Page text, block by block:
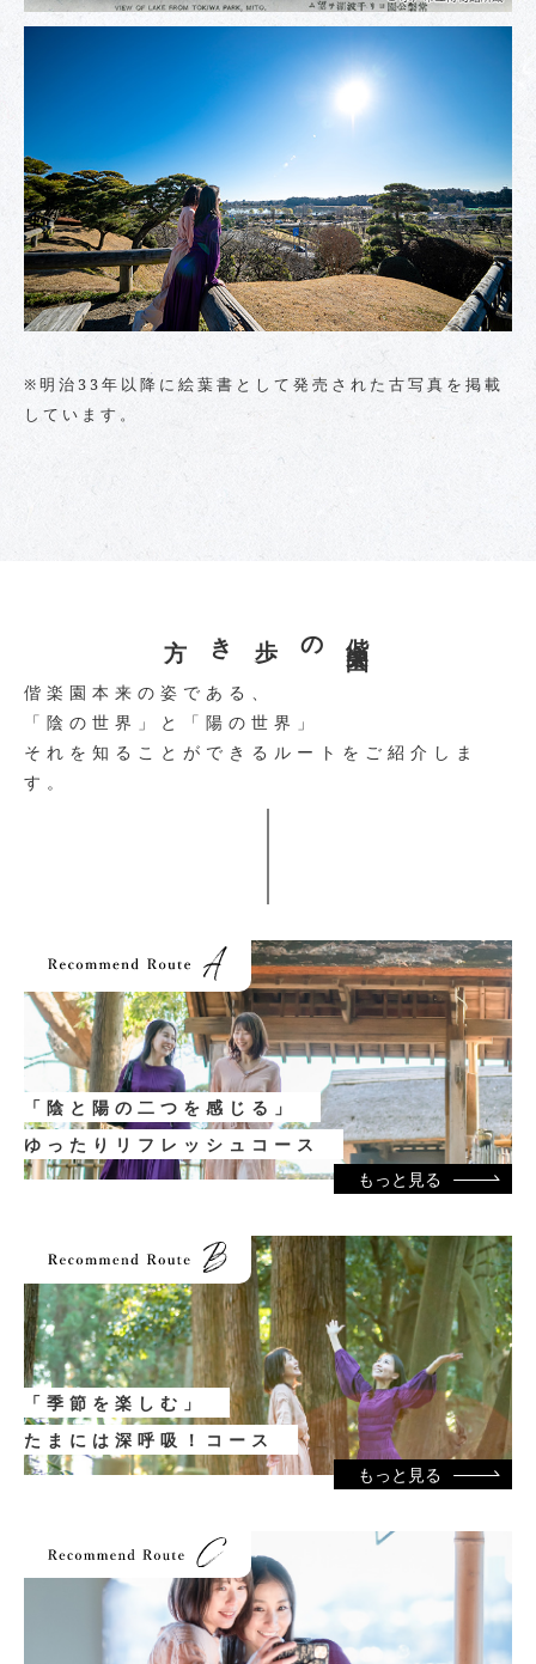
※明治33年以降に絵葉書として発売された古写真を掲載
しています。
の
偕楽園本来の姿である、
「陰の世界」と「陽の世界」
それを知ることができるルートをご紹介しま
す。
「陰と陽の二つを感じる」
ゆったりリフレッシュコース
もっと見る
「季節を楽しむ」
たまには深呼吸！コース
もっと見る